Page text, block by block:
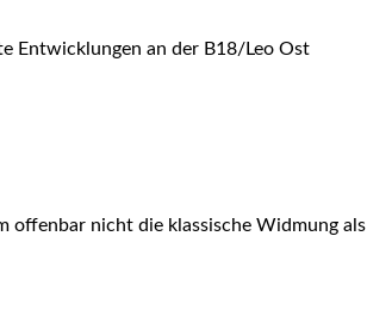
Entwicklungen an der B18/Leo Ost
offenbar nicht die klassische Widmung als